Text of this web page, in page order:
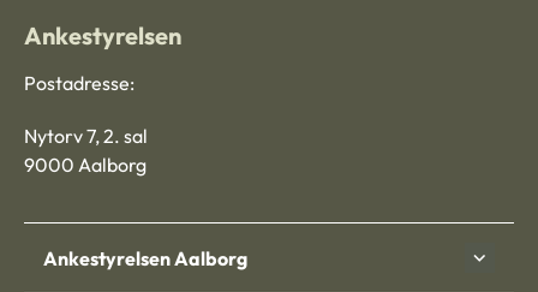
Ankestyrelsen
Postadresse:
Nytorv 7, 2. sal
9000 Aalborg
Ankestyrelsen Aalborg